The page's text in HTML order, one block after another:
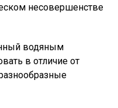
несовершенстве
водяным
в отличие от